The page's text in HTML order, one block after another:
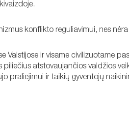
konflikto reguliavimui, nes
Valstijose ir visame civilizuotame
atstovaujančios valdžios
praliejimui ir taikių gyventojų